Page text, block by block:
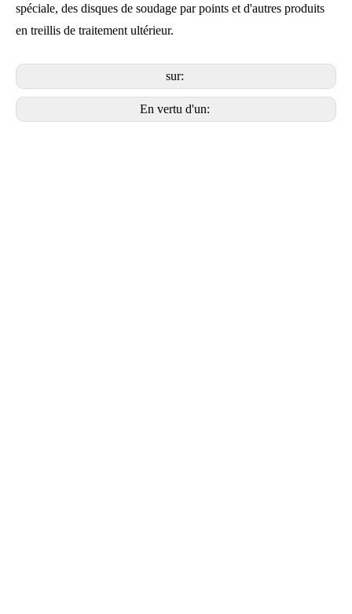
spéciale, des disques de soudage par points et d'autres produits
en treillis de traitement ultérieur.
sur:
En vertu d'un: